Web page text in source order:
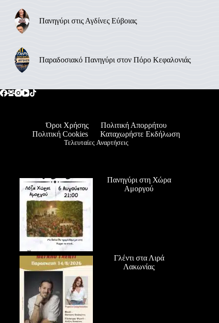
Πανηγύρι στις Αγδίνες Εύβοιας
Παραδοσιακό Πανηγύρι στον Πόρο Κεφαλονιάς
Όροι Χρήσης
Πολιτική Απορρήτου
Πολιτική Cookies
Καταχωρήστε Εκδήλωση
Τελευταίες Αναρτήσεις
Πανηγύρι στη Χώρα
Αμοργού
Γλέντι στα Λιρά
Λακωνίας